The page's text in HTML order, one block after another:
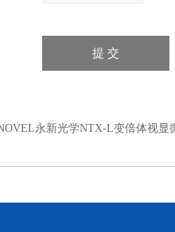
永新光学NTX-L变倍体视显